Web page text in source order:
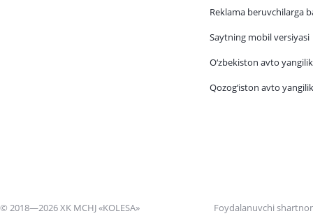
Reklama beruvchilarga
Saytning mobil versiyasi
O‘zbekiston avto
Qozog‘iston avto
© 2018—2026 XK MCHJ «KOLESA» Foydalanuvchi